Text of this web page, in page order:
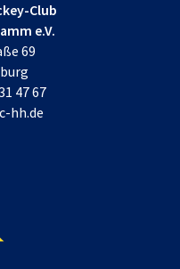
Club
e.V.
69
47 67
hh.de